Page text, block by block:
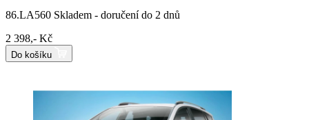
86.LA560 Skladem - doručení do 2 dnů
2 398,- Kč
Do košíku